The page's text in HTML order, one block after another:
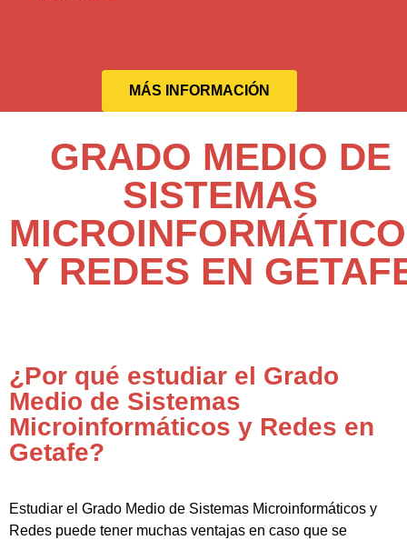
MÁS INFORMACIÓN
GRADO MEDIO DE
SISTEMAS
Y REDES EN
¿Por qué estudiar el Grado
Medio de Sistemas
Microinformáticos y Redes en
Getafe?
Estudiar el Grado Medio de Sistemas Microinformáticos y
Redes puede tener muchas ventajas en caso que se